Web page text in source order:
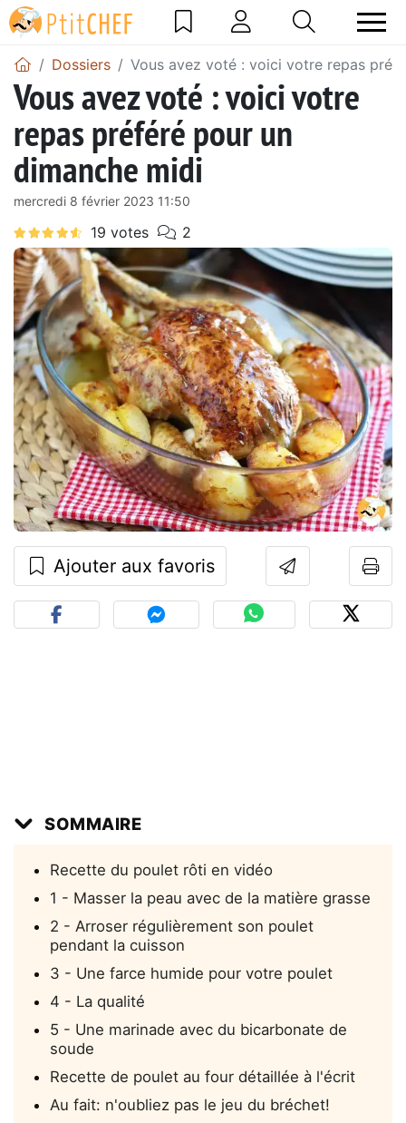
Dossiers Vous avez voté : voici votre repas
Vous avez voté : voici votre
repas préféré pour un
dimanche midi
mercredi 8 février 2023 11:50
Ajouter aux favoris
SOMMAIRE
Recette du poulet rôti en vidéo
1 - Masser la peau avec de la matière grasse
2 - Arroser régulièrement son poulet
pendant la cuisson
3 - Une farce humide pour votre poulet
4 - La qualité
5 - Une marinade avec du bicarbonate de
soude
Recette de poulet au four détaillée à l'écrit
Au fait: n'oubliez pas le jeu du bréchet!